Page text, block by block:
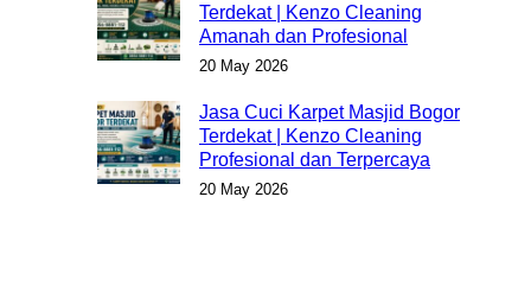
Terdekat | Kenzo Cleaning
Amanah dan Profesional
20 May 2026
Jasa Cuci Karpet Masjid Bogor
Terdekat | Kenzo Cleaning
Profesional dan Terpercaya
20 May 2026